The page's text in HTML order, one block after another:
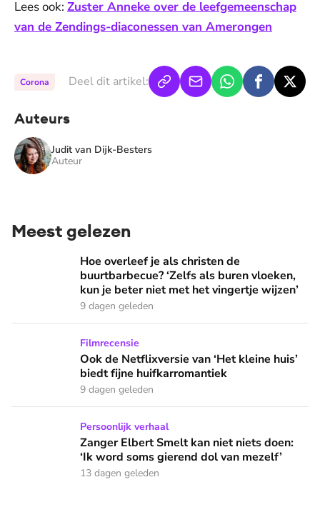
Lees ook: Zuster Anneke over de leefgemeenschap
van de Zendings-diaconessen van Amerongen
Corona Deel dit artikel:
Auteurs
Judit van Dijk-Besters
Auteur
Meest gelezen
Hoe overleef je als christen de buurtbarbecue? ‘Zelfs als
Hoe overleef je als christen de
buurtbarbecue? ‘Zelfs als buren vloeken,
kun je beter niet met het vingertje wijzen’
9 dagen geleden
Ook de Netflixversie van ‘Het kleine huis’ biedt fijne
Filmrecensie
Ook de Netflixversie van ‘Het kleine huis’
biedt fijne huifkarromantiek
9 dagen geleden
Zanger Elbert Smelt kan niet niets doen: ‘Ik word soms
Persoonlijk verhaal
Zanger Elbert Smelt kan niet niets doen:
‘Ik word soms gierend dol van mezelf’
13 dagen geleden